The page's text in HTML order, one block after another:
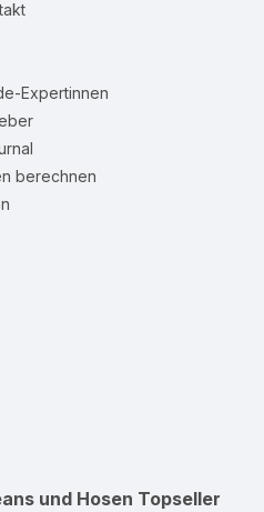
Expertinnen
berechnen
und Hosen Topseller